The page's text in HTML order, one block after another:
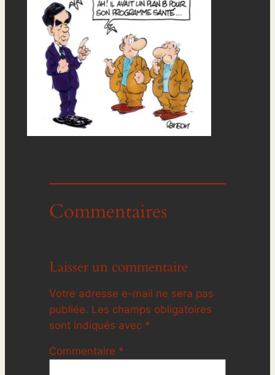
Commentaires
Laisser un commentaire
Votre adresse e-mail ne sera pas
publiée. Les champs obligatoires
sont indiqués avec *
Commentaire *